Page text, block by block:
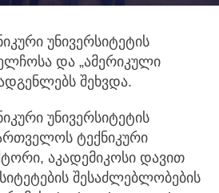
და „ამერიკული
შეხვდა.
ტექნიკური
აკადემიკოსი დავით
შესაძლებლობების
(University Capacity